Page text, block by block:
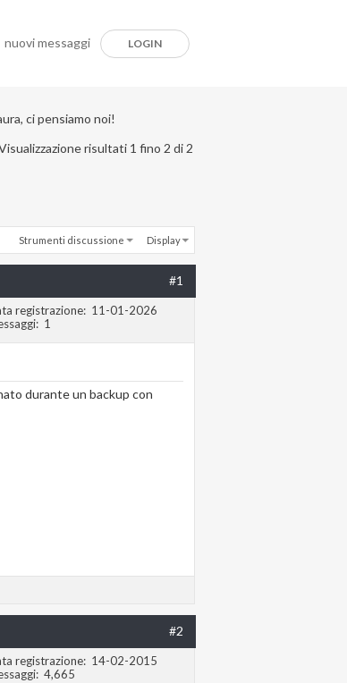
nuovi messaggi LOGIN
ci pensiamo noi!
risultati 1 fino 2 di 2
Strumenti discussione Display
#1
registrazione
11-01-2026
1
durante un backup con
#2
registrazione
14-02-2015
4,665